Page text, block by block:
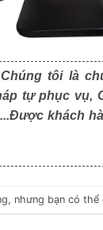
tôi là
tự phục vụ,
khách
nhưng bạn có thể